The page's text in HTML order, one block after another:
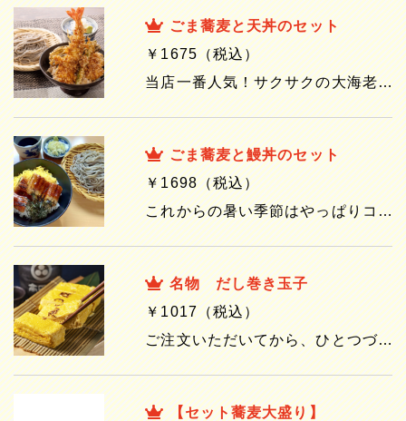
ごま蕎麦と天丼のセット
￥1675（税込）
当店一番人気！サクサクの大海老天ぷらや野菜をを秘伝のたれで味付け。やっぱり蕎麦には天ぷらですね～ ※デリバリーの時の器は写真とは異なります。
ごま蕎麦と鰻丼のセット
￥1698（税込）
これからの暑い季節はやっぱりコレ！蕎麦との相性もバツグンです。 ※デリバリーの時の器は写真とは異なります。
名物 だし巻き玉子
￥1017（税込）
ご注文いただいてから、ひとつづつ丁寧に焼き上げる、高田屋名物の一品。ぷるぷるの食感をお楽しみください。 ※デリバリーの時の器は写真とは異なります。
【セット蕎麦大盛り】